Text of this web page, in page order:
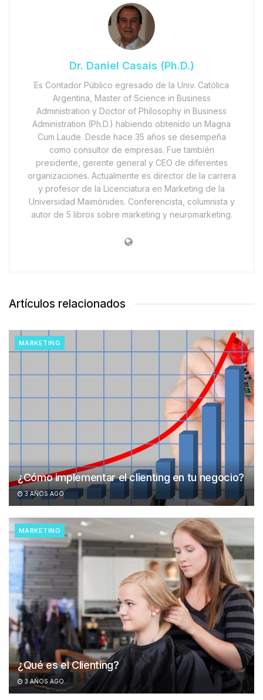
Dr. Daniel Casais (Ph.D.)
Es Contador Público egresado de la Univ. Católica
Argentina, Master of Science in Business
Administration y Doctor of Philosophy in Business
Administration (Ph.D.) habiendo obtenido un Magna
Cum Laude. Desde hace 35 años se desempeña
como consultor de empresas. Fue también
presidente, gerente general y CEO de diferentes
organizaciones. Actualmente es director de la carrera
y profesor de la Licenciatura en Marketing de la
Universidad Maimónides. Conferencista, columnista y
autor de 5 libros sobre marketing y neuromarketing.
Artículos relacionados
MARKETING
¿Cómo implementar el clienting en tu negocio?
3 AÑOS AGO
MARKETING
¿Qué es el Clienting?
3 AÑOS AGO